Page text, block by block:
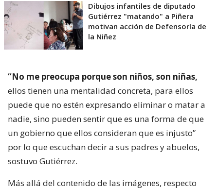
Dibujos infantiles de diputado
Gutiérrez "matando" a Piñera
motivan acción de Defensoría de
la Niñez
“No me preocupa porque son niños, son niñas,
ellos tienen una mentalidad concreta, para ellos
puede que no estén expresando eliminar o matar a
nadie, sino pueden sentir que es una forma de que
un gobierno que ellos consideran que es injusto”
por lo que escuchan decir a sus padres y abuelos,
sostuvo Gutiérrez.
Más allá del contenido de las imágenes, respecto